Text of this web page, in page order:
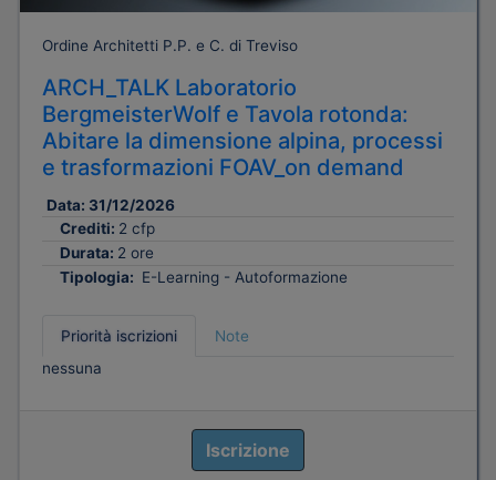
Ordine Architetti P.P. e C. di Treviso
ARCH_TALK Laboratorio
BergmeisterWolf e Tavola rotonda:
Abitare la dimensione alpina, processi
e trasformazioni FOAV_on demand
Data: 31/12/2026
Crediti: 2 cfp
Durata: 2 ore
Tipologia: E-Learning - Autoformazione
Priorità iscrizioni
Note
nessuna
Iscrizione